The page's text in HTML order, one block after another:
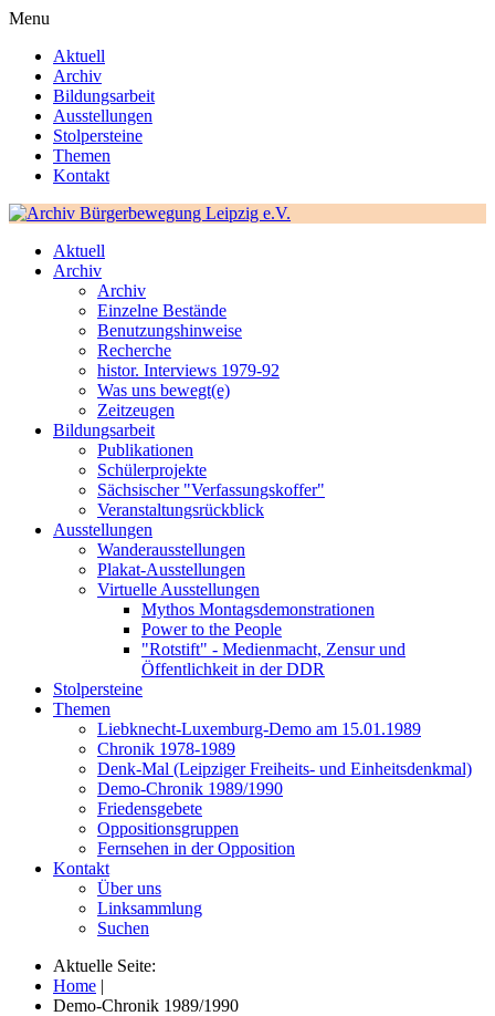
Menu
Aktuell
Archiv
Bildungsarbeit
Ausstellungen
Stolpersteine
Themen
Kontakt
Aktuell
Archiv
Archiv
Einzelne Bestände
Benutzungshinweise
Recherche
histor. Interviews 1979-92
Was uns bewegt(e)
Zeitzeugen
Bildungsarbeit
Publikationen
Schülerprojekte
Sächsischer "Verfassungskoffer"
Veranstaltungsrückblick
Ausstellungen
Wanderausstellungen
Plakat-Ausstellungen
Virtuelle Ausstellungen
Mythos Montagsdemonstrationen
Power to the People
"Rotstift" - Medienmacht, Zensur und
Öffentlichkeit in der DDR
Stolpersteine
Themen
Liebknecht-Luxemburg-Demo am 15.01.1989
Chronik 1978-1989
Denk-Mal (Leipziger Freiheits- und Einheitsdenkmal)
Demo-Chronik 1989/1990
Friedensgebete
Oppositionsgruppen
Fernsehen in der Opposition
Kontakt
Über uns
Linksammlung
Suchen
Aktuelle Seite:
Home |
Demo-Chronik 1989/1990